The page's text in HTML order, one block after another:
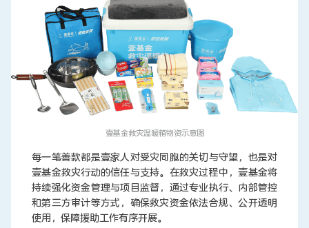
壹基金救灾温暖箱物资示意图
每一笔善款都是壹家人对受灾同胞的关切与守望，也是对
壹基金救灾行动的信任与支持。在救灾过程中，壹基金将
持续强化资金管理与项目监督，通过专业执行、内部管控
和第三方审计等方式，确保救灾资金依法合规、公开透明
使用，保障援助工作有序开展。